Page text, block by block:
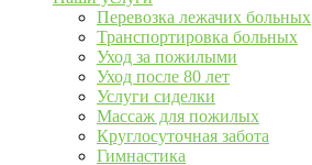
Перевозка лежачих больных
Транспортировка больных
Уход за пожилыми
Уход после 80 лет
Услуги сиделки
Массаж для пожилых
Круглосуточная забота
Гимнастика